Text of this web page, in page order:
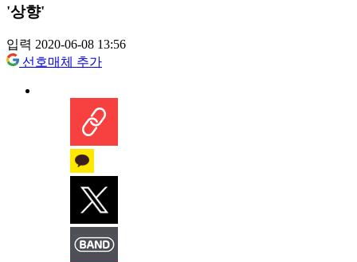
'상향'
입력 2020-06-08 13:56
선호매체 추가